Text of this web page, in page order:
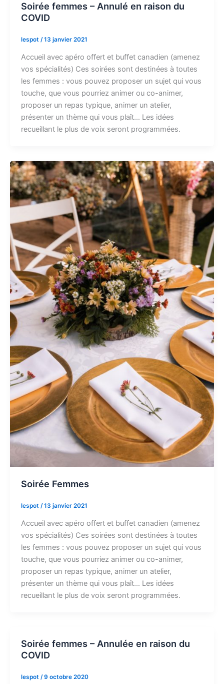
Soirée femmes – Annulé en raison du
COVID
lespot /13 janvier 2021
Accueil avec apéro offert et buffet canadien (amenez
vos spécialités) Ces soirées sont destinées à toutes
les femmes : vous pouvez proposer un sujet qui vous
touche, que vous pourriez animer ou co-animer,
proposer un repas typique, animer un atelier,
présenter un thème qui vous plaît… Les idées
recueillant le plus de voix seront programmées.
Soirée Femmes
lespot /13 janvier 2021
Accueil avec apéro offert et buffet canadien (amenez
vos spécialités) Ces soirées sont destinées à toutes
les femmes : vous pouvez proposer un sujet qui vous
touche, que vous pourriez animer ou co-animer,
proposer un repas typique, animer un atelier,
présenter un thème qui vous plaît… Les idées
recueillant le plus de voix seront programmées.
Soirée femmes – Annulée en raison du
COVID
lespot /9 octobre 2020